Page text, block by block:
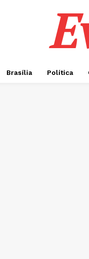
Brasília Política